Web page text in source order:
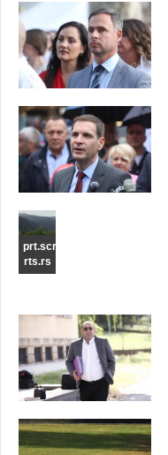
prt.scr
rts.rs